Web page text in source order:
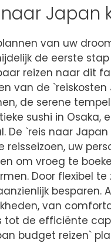
naar Japan
van uw
de eerste
reizen naar dit
van de
de serene
sushi in Osaka,
De `reis naar
reisseizoen, uw
om vroeg te
Door flexibel
van
tot de efficiënte
budget reizen`